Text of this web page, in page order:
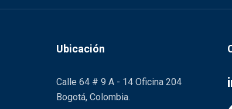
Ubicación
Calle 64 # 9 A - 14 Oficina 204
Bogotá, Colombia.